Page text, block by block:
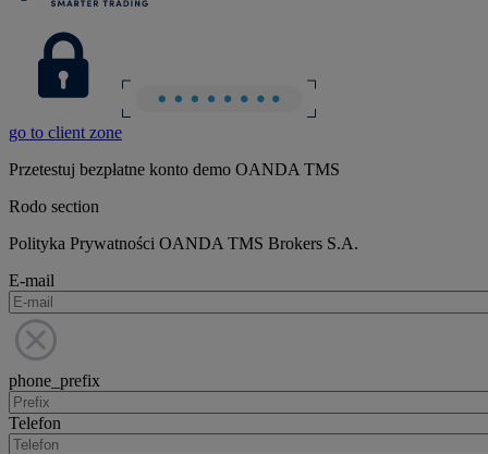
go to client zone
Przetestuj bezpłatne konto demo OANDA TMS
Rodo section
Polityka Prywatności OANDA TMS Brokers S.A.
E-mail
phone_prefix
Telefon